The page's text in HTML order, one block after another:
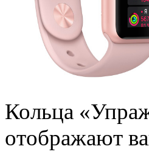
Кольца
отображают